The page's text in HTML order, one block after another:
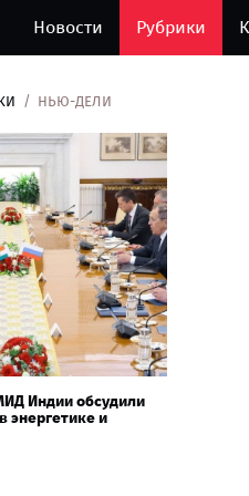
Новости Рубрики
НЬЮ-ДЕЛИ
Индии обсудили
энергетике и